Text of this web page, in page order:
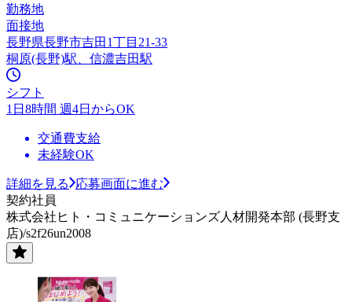
勤務地
面接地
長野県長野市吉田1丁目21-33
桐原(長野)駅、信濃吉田駅
シフト
1日8時間 週4日からOK
交通費支給
未経験OK
詳細を見る
応募画面に進む
契約社員
株式会社ヒト・コミュニケーションズ人材開発本部 (長野支
店)/s2f26un2008